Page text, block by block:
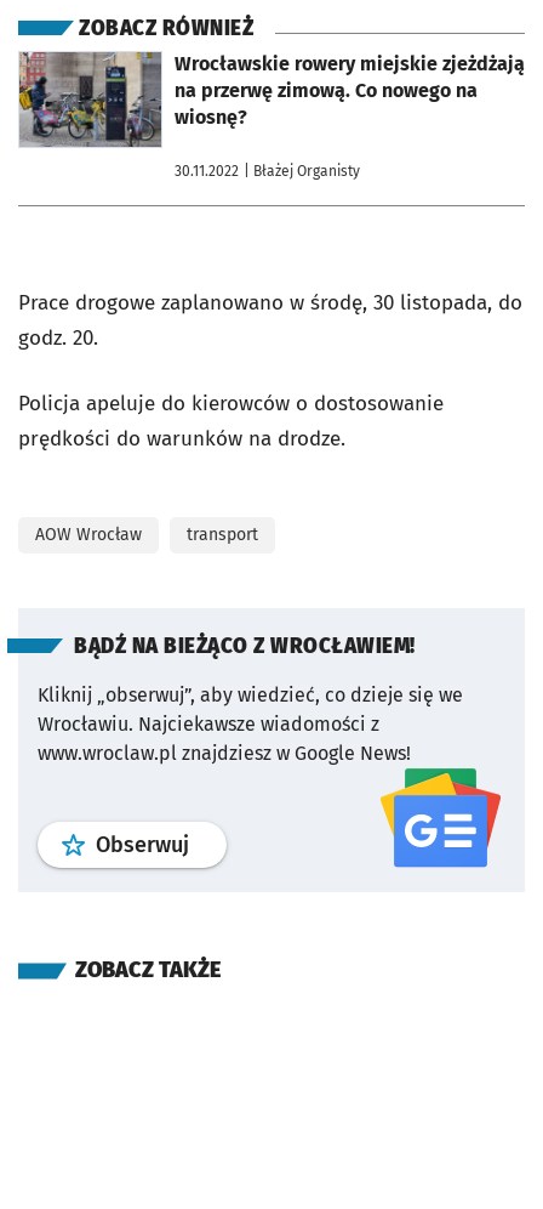
ZOBACZ RÓWNIEŻ
Wrocławskie rowery miejskie zjeżdżają
na przerwę zimową. Co nowego na
wiosnę?
30.11.2022 | Błażej Organisty
otworzy się w nowej karcie
Prace drogowe zaplanowano w środę, 30 listopada, do
godz. 20.
Policja apeluje do kierowców o dostosowanie
prędkości do warunków na drodze.
AOW Wrocław transport
BĄDŹ NA BIEŻĄCO Z WROCŁAWIEM!
Kliknij „obserwuj”, aby wiedzieć, co dzieje się we
Wrocławiu. Najciekawsze wiadomości z
www.wroclaw.pl znajdziesz w Google News!
Obserwuj profil serwisu
ZOBACZ TAKŻE